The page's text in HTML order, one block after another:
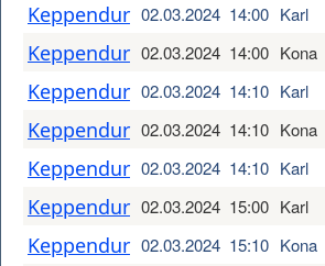
Keppendur 02.03.2024 14:00 Karl
Keppendur 02.03.2024 14:00 Kona
Keppendur 02.03.2024 14:10 Karl
Keppendur 02.03.2024 14:10 Kona
Keppendur 02.03.2024 14:10 Karl
Keppendur 02.03.2024 15:00 Karl
Keppendur 02.03.2024 15:10 Kona